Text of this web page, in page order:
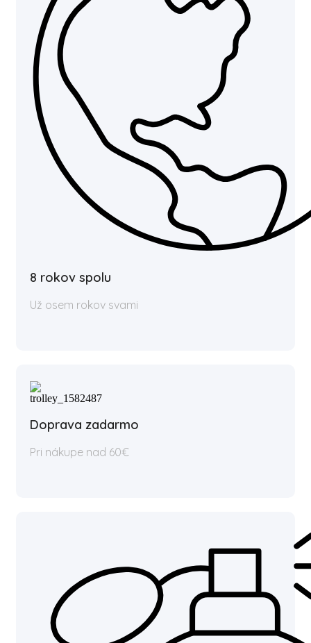
8 rokov spolu
Už osem rokov svami
Doprava zadarmo
Pri nákupe nad 60€